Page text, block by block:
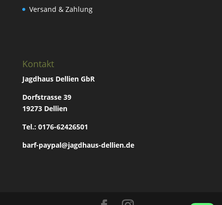
Versand & Zahlung
Kontakt
Jagdhaus Dellien GbR
Dorfstrasse 39
19273 Dellien
Tel.: 0176-62426501
barf-paypal@jagdhaus-dellien.de